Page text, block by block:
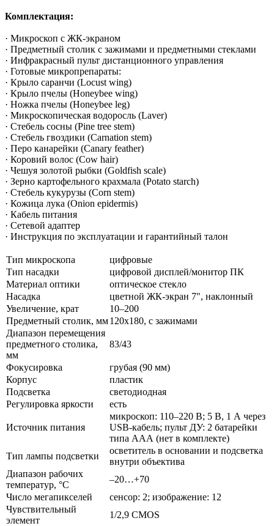
Комплектация:
· Микроскоп с ЖК-экраном
· Предметный столик с зажимами и предметными стеклами
· Инфракрасный пульт дистанционного управления
· Готовые микропрепараты:
· Крыло саранчи (Locust wing)
· Крыло пчелы (Honeybee wing)
· Ножка пчелы (Honeybee leg)
· Микроскопическая водоросль (Laver)
· Стебель сосны (Pine tree stem)
· Стебель гвоздики (Carnation stem)
· Перо канарейки (Canary feather)
· Коровий волос (Cow hair)
· Чешуя золотой рыбки (Goldfish scale)
· Зерно картофельного крахмала (Potato starch)
· Стебель кукурузы (Corn stem)
· Кожица лука (Onion epidermis)
· Кабель питания
· Сетевой адаптер
· Инструкция по эксплуатации и гарантийный талон
Тип микроскопа
цифровые
Тип насадки
цифровой дисплей/монитор ПК
Материал оптики
оптическое стекло
Насадка
цветной ЖК-экран 7", наклонный
Увеличение, крат
10–200
Предметный столик, мм120х180, с зажимами
Диапазон перемещения
предметного столика,
мм
83/43
Фокусировка
грубая (90 мм)
Корпус
пластик
Подсветка
светодиодная
Регулировка яркости
есть
Источник питания
микроскоп: 110–220 В; 5 В, 1 А через
USB-кабель; пульт ДУ: 2 батарейки
типа ААА (нет в комплекте)
Тип лампы подсветки
осветитель в основании и подсветка
внутри объектива
Диапазон рабочих
температур, °С
–20…+70
Число мегапикселей
сенсор: 2; изображение: 12
Чувствительный
элемент
1/2,9 CMOS